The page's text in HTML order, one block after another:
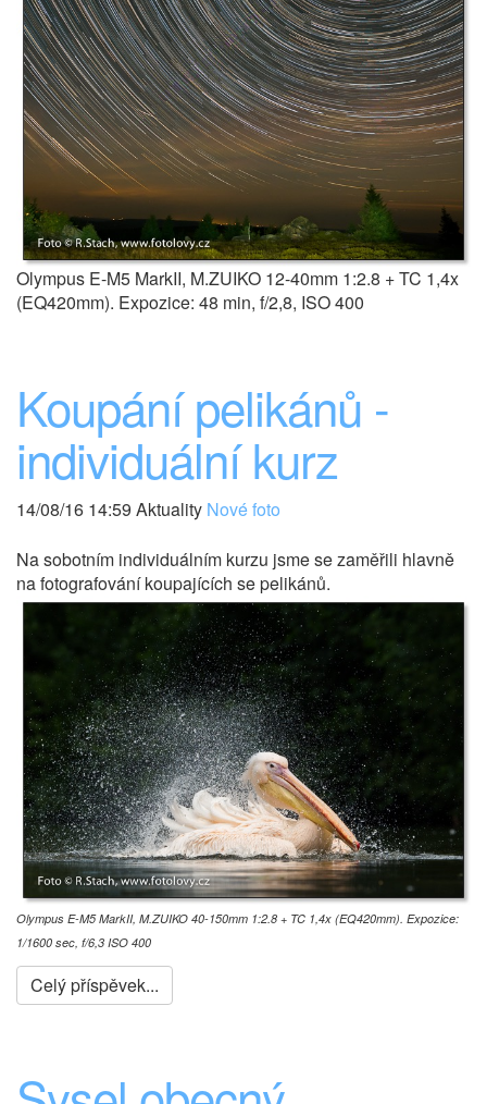
Olympus E-M5 MarkII, M.ZUIKO 12-40mm 1:2.8 + TC 1,4x
(EQ420mm). Expozice: 48 min, f/2,8, ISO 400
Koupání pelikánů -
individuální kurz
14/08/16 14:59 Aktuality Nové foto
Na sobotním individuálním kurzu jsme se zaměřili hlavně
na fotografování koupajících se pelikánů.
Olympus E-M5 MarkII, M.ZUIKO 40-150mm 1:2.8 + TC 1,4x (EQ420mm). Expozice:
1/1600 sec, f/6,3 ISO 400
Celý příspěvek...